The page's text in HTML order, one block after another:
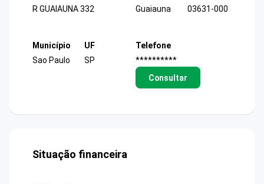
R GUAIAUNA 332
Guaiauna
03631-000
Município
Sao Paulo
UF
SP
Telefone
**********
Consultar
Situação financeira